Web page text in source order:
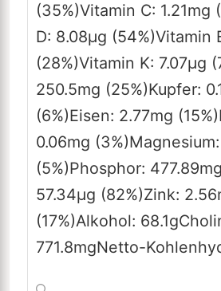
(35%)Vitamin C: 1.21mg
D: 8.08µg (54%)Vitamin
(28%)Vitamin K: 7.07µg
250.5mg (25%)Kupfer:
(6%)Eisen: 2.77mg (15%)
0.06mg (3%)Magnesium:
(5%)Phosphor: 477.89mg
57.34µg (82%)Zink: 2.56
(17%)Alkohol: 68.1g
771.8mgNetto-